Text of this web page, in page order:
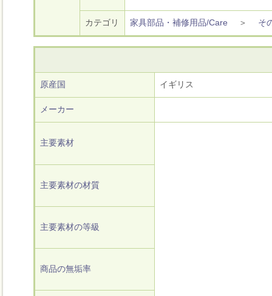
カテゴリ 家具部品・補修用品/Care ＞ そ
原産国 イギリス
メーカー
主要素材
主要素材の材質
主要素材の等級
商品の無垢率